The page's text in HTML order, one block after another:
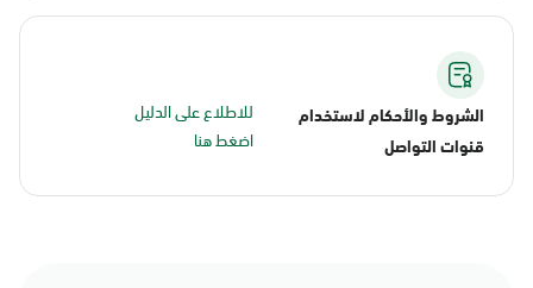
الشروط والأحكام لاستخدام
قنوات التواصل
للاطلاع على الدليل
اضغط هنا